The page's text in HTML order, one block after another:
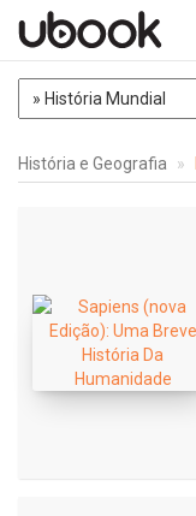
História e Geografia